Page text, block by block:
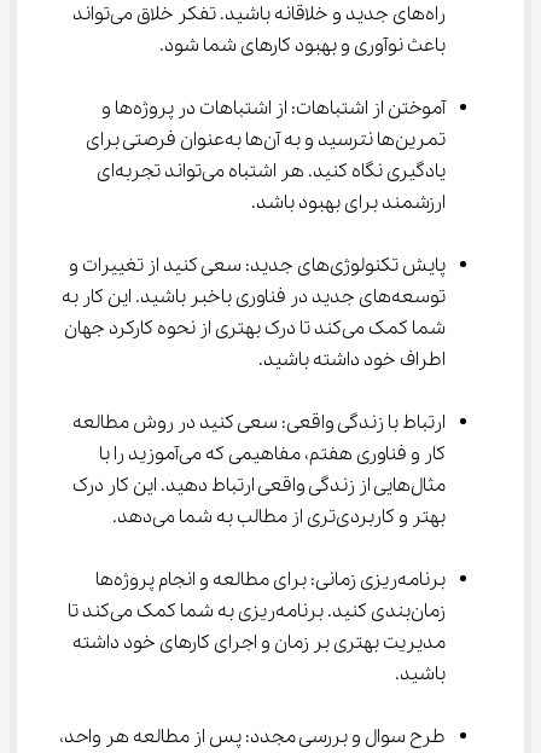
راه‌های جدید و خلاقانه باشید. تفکر خلاق می‌تواند
باعث نوآوری و بهبود کارهای شما شود.
آموختن از اشتباهات: از اشتباهات در پروژه‌ها و
تمرین‌ها نترسید و به آن‌ها به‌عنوان فرصتی برای
یادگیری نگاه کنید. هر اشتباه می‌تواند تجربه‌ای
ارزشمند برای بهبود باشد.
پایش تکنولوژی‌های جدید: سعی کنید از تغییرات و
توسعه‌های جدید در فناوری باخبر باشید. این کار به
شما کمک می‌کند تا درک بهتری از نحوه کارکرد جهان
اطراف خود داشته باشید.
ارتباط با زندگی واقعی: سعی کنید در روش مطالعه
کار و فناوری هفتم، مفاهیمی که می‌آموزید را با
مثال‌هایی از زندگی واقعی ارتباط دهید. این کار درک
بهتر و کاربردی‌تری از مطالب به شما می‌دهد.
برنامه‌ریزی زمانی: برای مطالعه و انجام پروژه‌ها
زمان‌بندی کنید. برنامه‌ریزی به شما کمک می‌کند تا
مدیریت بهتری بر زمان و اجرای کارهای خود داشته
باشید.
طرح سوال و بررسی مجدد: پس از مطالعه هر واحد،